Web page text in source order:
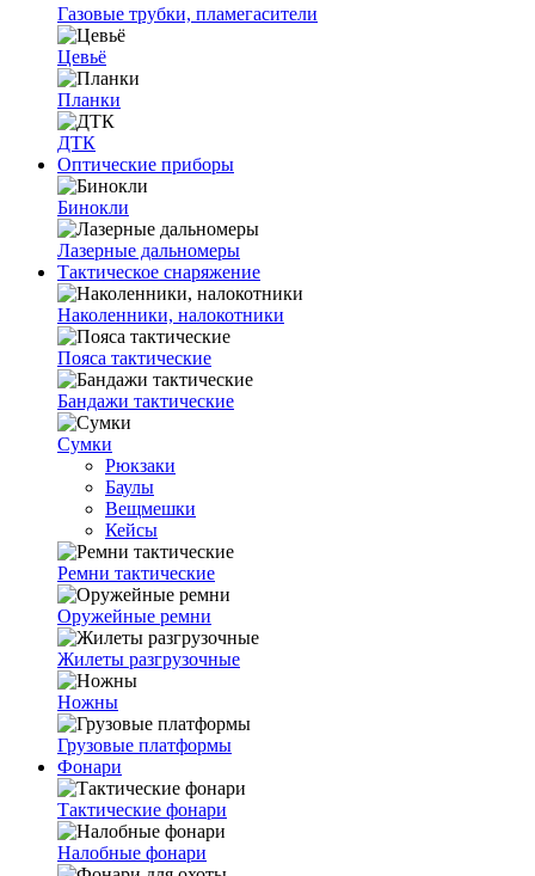
Газовые трубки, пламегасители
Цевьё
Планки
ДТК
Оптические приборы
Бинокли
Лазерные дальномеры
Тактическое снаряжение
Наколенники, налокотники
Пояса тактические
Бандажи тактические
Сумки
Рюкзаки
Баулы
Вещмешки
Кейсы
Ремни тактические
Оружейные ремни
Жилеты разгрузочные
Ножны
Грузовые платформы
Фонари
Тактические фонари
Налобные фонари